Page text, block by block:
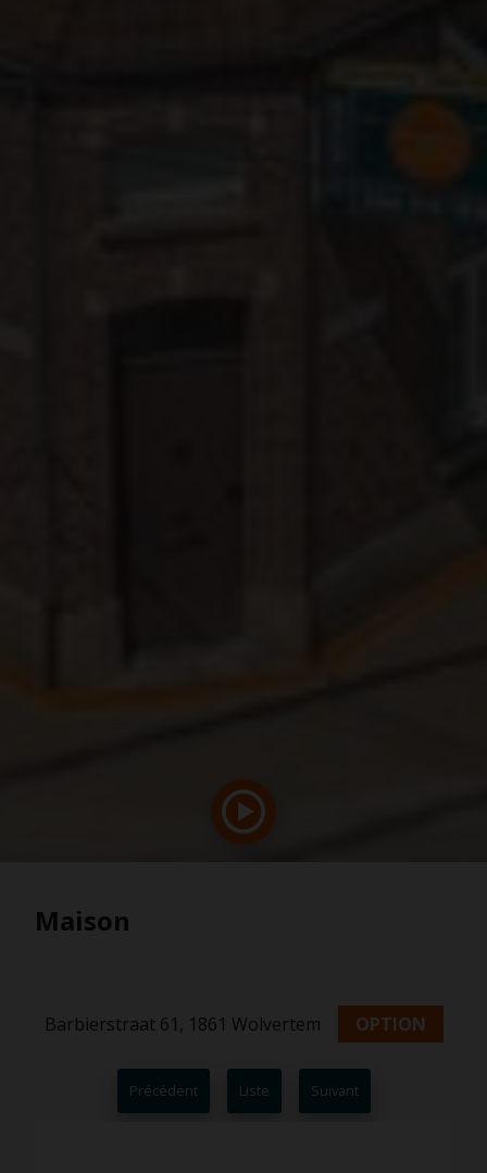
Maison
Barbierstraat 61, 1861 Wolvertem OPTION
Précédent Liste Suivant